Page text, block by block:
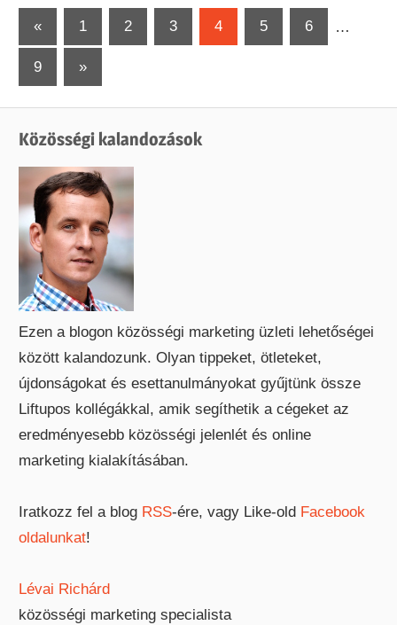
Bejegyzések
lapozása
«Previous
Posts
1 2 3 4 5 6 …
9
Next
Posts
»
Közösségi kalandozások
Ezen a blogon közösségi marketing üzleti lehetőségei
között kalandozunk. Olyan tippeket, ötleteket,
újdonságokat és esettanulmányokat gyűjtünk össze
Liftupos kollégákkal, amik segíthetik a cégeket az
eredményesebb közösségi jelenlét és online
marketing kialakításában.
Iratkozz fel a blog RSS-ére, vagy Like-old Facebook
oldalunkat!
Lévai Richárd
közösségi marketing specialista